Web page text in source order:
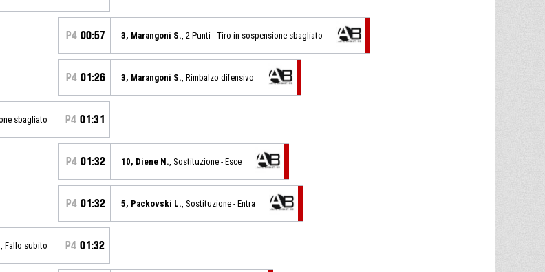
P4 00:57 3, Marangoni S. , 2 Punti - Tiro in sospensione sbagliato
P4 01:26 3, Marangoni S. , Rimbalzo difensivo
sbagliato P4 01:31
P4 01:32 10, Diene N. , Sostituzione - Esce
P4 01:32 5, Packovski L. , Sostituzione - Entra
, Fallo subito P4 01:32